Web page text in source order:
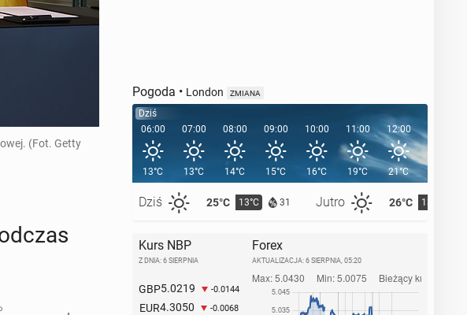
(Fot. Getty
Pogoda • London ZMIANA
Dziś
06:00
13°C
Dziś 25°C 13°C 31 Jutro 26°C 13°C
07:00
13°C
08:00
14°C
09:00
15°C
10:00
16°C
11:00
19°C
12:00
21°C
13:00
Kurs NBP
Z DNIA: 6 SIERPNIA
GBP5.0219 -0.0144
EUR4.3050 -0.0068
Forex
AKTUALIZACJA: 6 SIERPNIA, 05:20